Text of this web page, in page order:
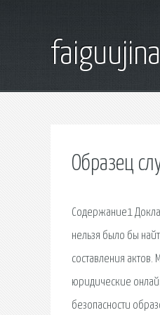
Образец
Содержание1
нельзя было бы
составления
юридические
безопасности